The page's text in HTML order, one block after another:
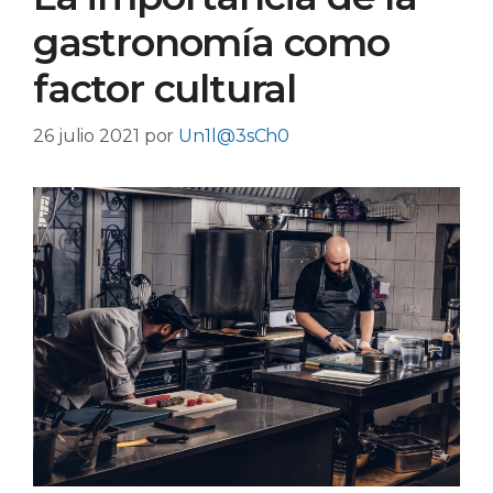
gastronomía como
factor cultural
26 julio 2021 por Un1l@3sCh0